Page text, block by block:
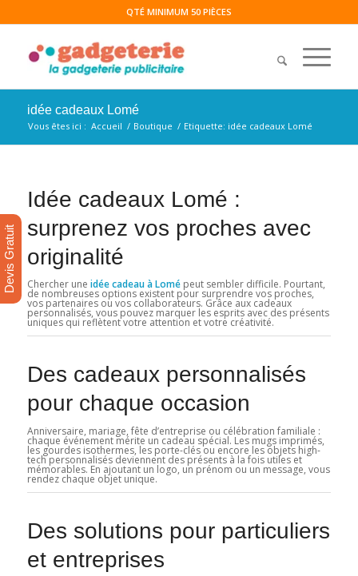
QTÉ MINIMUM 50 PIÈCES
idée cadeaux Lomé
Vous êtes ici : Accueil / Boutique / Etiquette: idée cadeaux Lomé
Idée cadeaux Lomé :
surprenez vos proches avec
originalité
Chercher une idée cadeau à Lomépeut sembler difficile. Pourtant,
de nombreuses options existent pour surprendre vos proches,
vos partenaires ou vos collaborateurs. Grâce aux cadeaux
personnalisés, vous pouvez marquer les esprits avec des présents
uniques qui reflètent votre attention et votre créativité.
Des cadeaux personnalisés
pour chaque occasion
Anniversaire, mariage, fête d’entreprise ou célébration familiale :
chaque événement mérite un cadeau spécial. Les mugs imprimés,
les gourdes isothermes, les porte-clés ou encore les objets high-
tech personnalisés deviennent des présents à la fois utiles et
mémorables. En ajoutant un logo, un prénom ou un message, vous
rendez chaque objet unique.
Des solutions pour particuliers
et entreprises
Devis Gratuit